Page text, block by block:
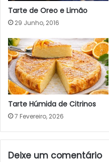
Tarte de Oreo e Limão
29 Junho, 2016
Tarte Húmida de Citrinos
7 Fevereiro, 2026
Deixe um comentário